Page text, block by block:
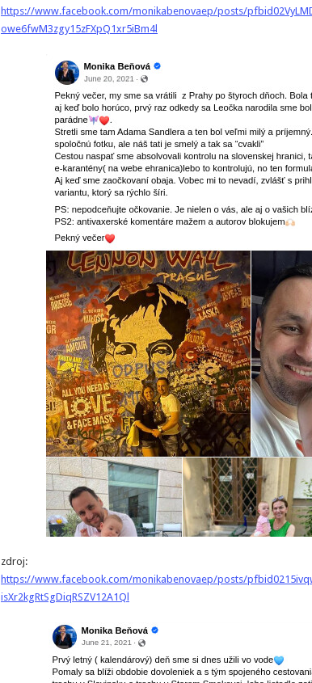
https://www.facebook.com/monikabenovaep/posts/
owe6fwM3zgy15zFXpQ1xr5iBm4l
zdroj:
https://www.facebook.com/monikabenovaep/posts/
isXr2kgRtSgDiqRSZV12A1Ql